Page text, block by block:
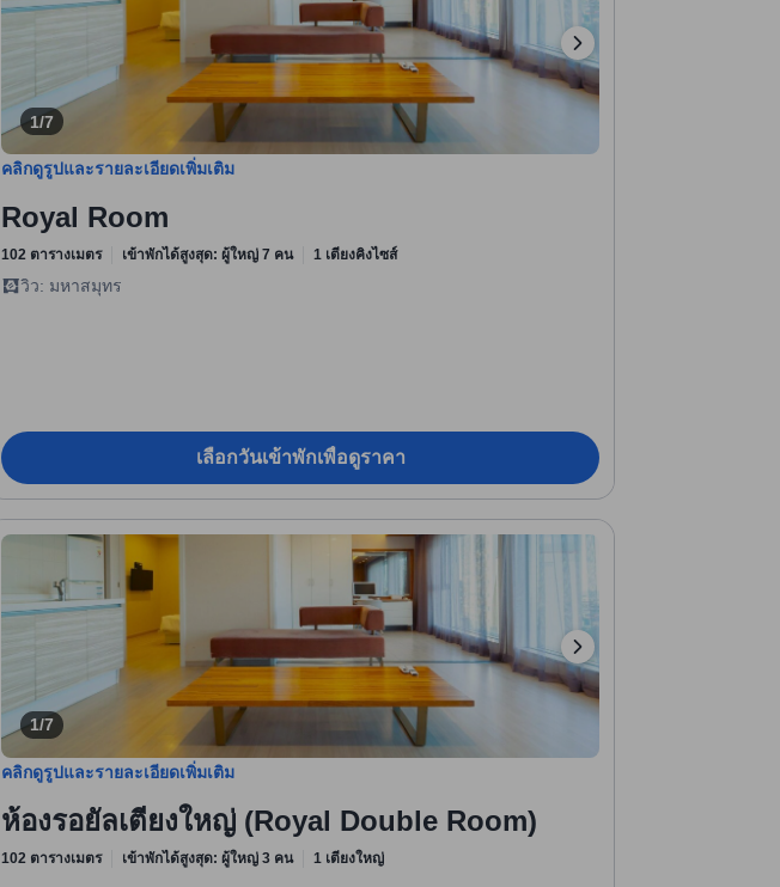
1/7
คลิกดูรูปและรายละเอียดเพิ่มเติม
Royal Room
102 ตารางเมตร เข้าพักได้สูงสุด: ผู้ใหญ่ 7 คน 1 เตียงคิงไซส์
วิว: มหาสมุทร
เลือกวันเข้าพักเพื่อดูราคา
1/7
คลิกดูรูปและรายละเอียดเพิ่มเติม
ห้องรอยัลเตียงใหญ่ (Royal Double Room)
102 ตารางเมตร เข้าพักได้สูงสุด: ผู้ใหญ่ 3 คน 1 เตียงใหญ่